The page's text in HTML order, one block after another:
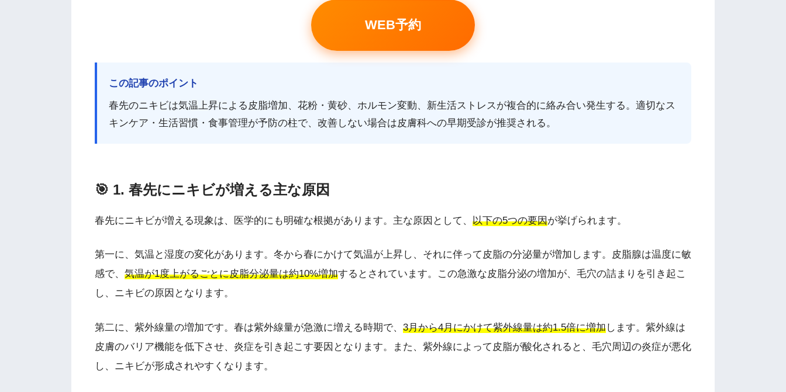
WEB予約
この記事のポイント
春先のニキビは気温上昇による皮脂増加、花粉・黄砂、ホルモン変動、新生活ストレスが複合的に絡み合い発生する。適切なス
キンケア・生活習慣・食事管理が予防の柱で、改善しない場合は皮膚科への早期受診が推奨される。
🎯 1. 春先にニキビが増える主な原因
春先にニキビが増える現象は、医学的にも明確な根拠があります。主な原因として、 以下の5つの要因が挙げられます。
第一に、気温と湿度の変化があります。冬から春にかけて気温が上昇し、それに伴って皮脂の分泌量が増加します。皮脂腺は温度に敏
感で、 気温が1度上がるごとに皮脂分泌量は約10%増加するとされています。この急激な皮脂分泌の増加が、毛穴の詰まりを引き起こ
し、ニキビの原因となります。
第二に、紫外線量の増加です。春は紫外線量が急激に増える時期で、 3月から4月にかけて紫外線量は約1.5倍に増加します。紫外線は
皮膚のバリア機能を低下させ、炎症を引き起こす要因となります。また、紫外線によって皮脂が酸化されると、毛穴周辺の炎症が悪化
し、ニキビが形成されやすくなります。